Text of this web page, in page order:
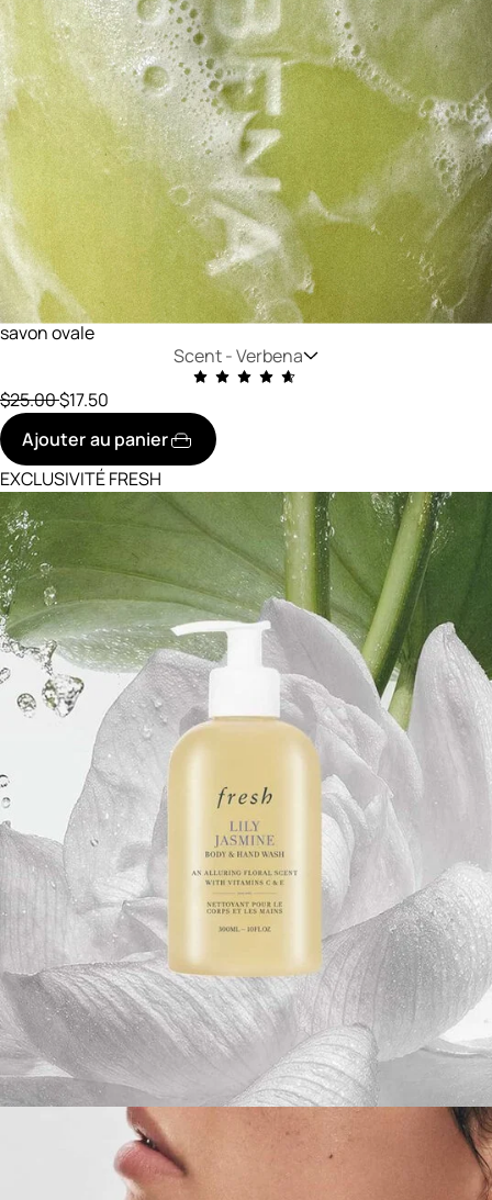
savon ovale
Scent -Verbena
prix initial
$25.00réduit à
$17.50
Ajouter au panier
EXCLUSIVITÉ FRESH